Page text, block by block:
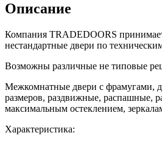
Описание
Компания TRADEDOORS
нестандартные двери по
Возможны различные не типовые
Межкомнатные двери с фрамугами,
размеров, раздвижные, распашные,
максимальным остеклением,
Характеристика: